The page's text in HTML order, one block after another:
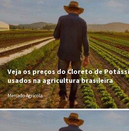
Veja os preços do Cloreto de
usados na agricultura brasileira
Mercado Agrícola